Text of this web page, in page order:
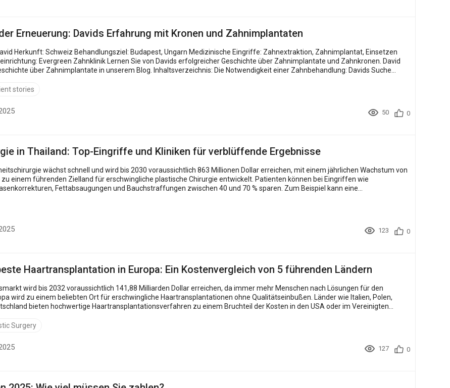
Erneuerung: Davids Erfahrung mit Kronen und Zahnimplantaten
in unserem Blog. Inhaltsverzeichnis: Die Notwendigkeit einer Zahnbehandlung: Davids Suche
stories
50 0
in Thailand: Top-Eingriffe und Kliniken für verblüffende Ergebnisse
schnell und wird bis 2030 voraussichtlich 863 Millionen Dollar erreichen, mit einem jährlichen Wachstum von
zu einem führenden Zielland für erschwingliche plastische Chirurgie entwickelt. Patienten können bei Eingriffen wie
Fettabsaugungen und Bauchstraffungen zwischen 40 und 70 % sparen. Zum Beispiel kann eine
123 0
Haartransplantation in Europa: Ein Kostenvergleich von 5 führenden Ländern
Milliarden Dollar erreichen, da immer mehr Menschen nach Lösungen für den
wird zu einem beliebten Ort für erschwingliche Haartransplantationen ohne Qualitätseinbußen. Länder wie Italien, Polen,
bieten hochwertige Haartransplantationsverfahren zu einem Bruchteil der Kosten in den USA oder im Vereinigten
Surgery
127 0